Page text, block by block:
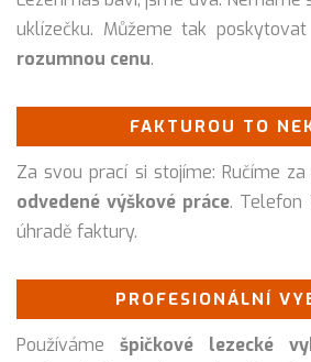
uklízečku. Můžeme tak poskytovat
rozumnou cenu.
FAKTUROU TO
Za svou prací si stojíme: Ručíme za
odvedené výškové práce. Telefon
úhradě faktury.
PROFESIONÁLNÍ
Používáme špičkové lezecké